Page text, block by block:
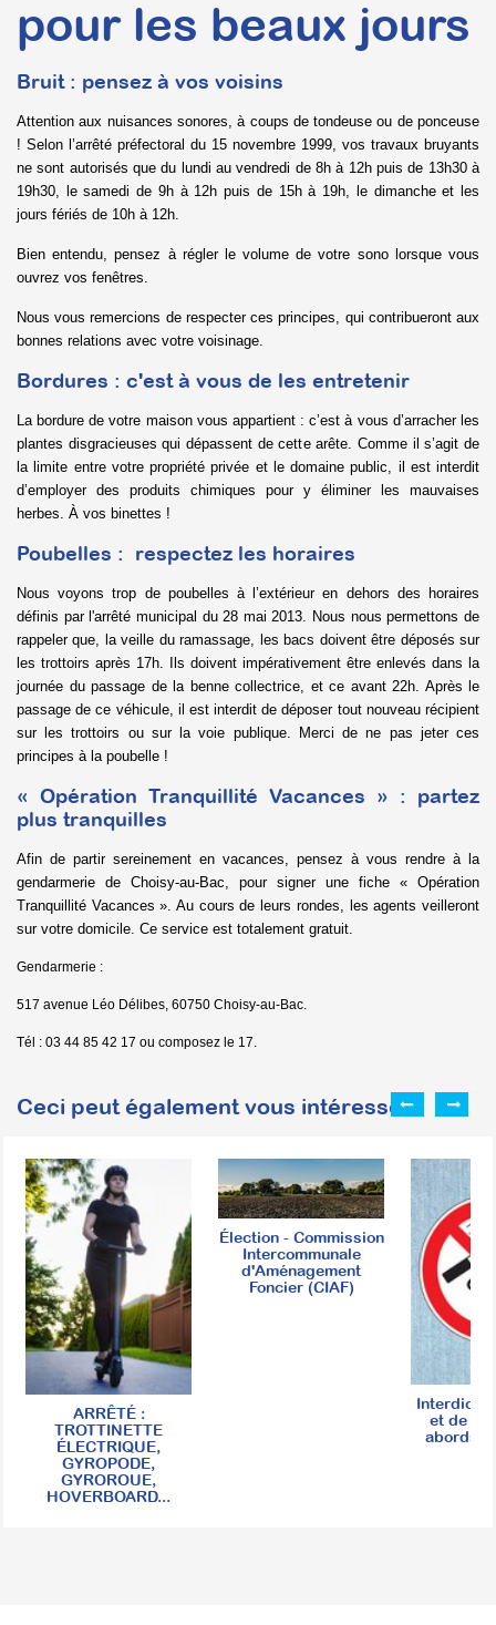
pour les beaux jours
Bruit : pensez à vos voisins
Attention aux nuisances sonores, à coups de tondeuse ou de ponceuse
! Selon l’arrêté préfectoral du 15 novembre 1999, vos travaux bruyants
ne sont autorisés que du lundi au vendredi de 8h à 12h puis de 13h30 à
19h30, le samedi de 9h à 12h puis de 15h à 19h, le dimanche et les
jours fériés de 10h à 12h.
Bien entendu, pensez à régler le volume de votre sono lorsque vous
ouvrez vos fenêtres.
Nous vous remercions de respecter ces principes, qui contribueront aux
bonnes relations avec votre voisinage.
Bordures : c'est à vous de les entretenir
La bordure de votre maison vous appartient : c’est à vous d’arracher les
plantes disgracieuses qui dépassent de cette arête. Comme il s’agit de
la limite entre votre propriété privée et le domaine public, il est interdit
d’employer des produits chimiques pour y éliminer les mauvaises
herbes. À vos binettes !
Poubelles : respectez les horaires
Nous voyons trop de poubelles à l’extérieur en dehors des horaires
définis par l'arrêté municipal du 28 mai 2013. Nous nous permettons de
rappeler que, la veille du ramassage, les bacs doivent être déposés sur
les trottoirs après 17h. Ils doivent impérativement être enlevés dans la
journée du passage de la benne collectrice, et ce avant 22h. Après le
passage de ce véhicule, il est interdit de déposer tout nouveau récipient
sur les trottoirs ou sur la voie publique. Merci de ne pas jeter ces
principes à la poubelle !
« Opération Tranquillité Vacances » : partez
plus tranquilles
Afin de partir sereinement en vacances, pensez à vous rendre à la
gendarmerie de Choisy-au-Bac, pour signer une fiche « Opération
Tranquillité Vacances ». Au cours de leurs rondes, les agents veilleront
sur votre domicile. Ce service est totalement gratuit.
Gendarmerie :
517 avenue Léo Délibes, 60750 Choisy-au-Bac.
Tél : 03 44 85 42 17 ou composez le 17.
Ceci peut également vous intéresser :
ARRÊTÉ :
TROTTINETTE
ÉLECTRIQUE,
GYROPODE,
GYROROUE,
HOVERBOARD...
Élection - Commission
Intercommunale
d'Aménagement
Foncier (CIAF)
et de
abords